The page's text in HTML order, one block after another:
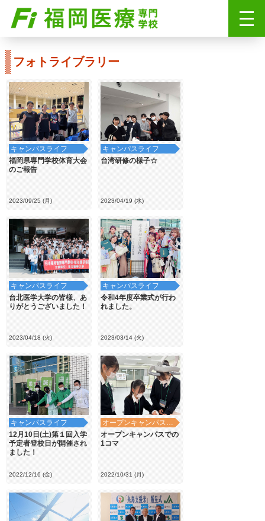
フォトライブラリー
キャンパスライフ
福岡県専門学校体育大会
のご報告
2023/09/25 (月)
キャンパスライフ
台湾研修の様子☆
2023/04/19 (水)
キャンパスライフ
台北医学大学の皆様、あ
りがとうございました！
2023/04/18 (火)
キャンパスライフ
令和4年度卒業式が行わ
れました。
2023/03/14 (火)
キャンパスライフ
12月10日(土)第１回入学
予定者登校日が開催され
ました！
2022/12/16 (金)
オープンキャンパス・学校見学
オープンキャンパスでの
1コマ
2022/10/31 (月)